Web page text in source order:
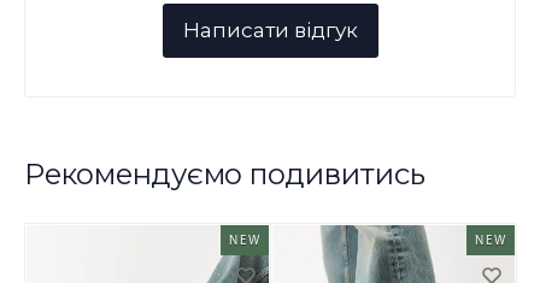
Рекомендуємо подивитись
NEW NEW